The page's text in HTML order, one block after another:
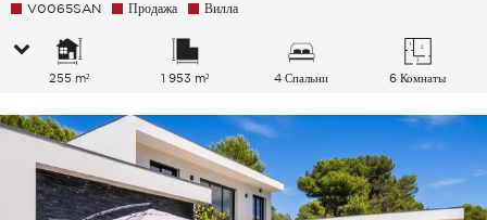
V0065SAN Продажа Вилла
255 m² 1 953 m² 4 Спальни 6 Комнаты